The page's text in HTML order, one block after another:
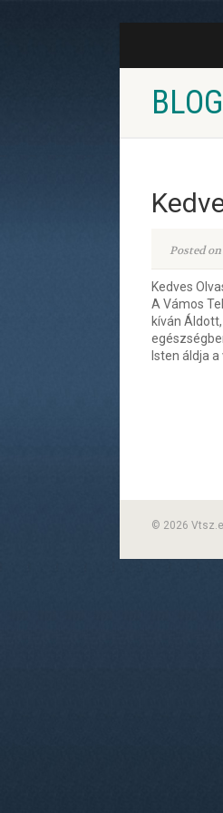
BLOG
Posted on
Kedves
A Vámos
kíván
Isten áldja
© 2026